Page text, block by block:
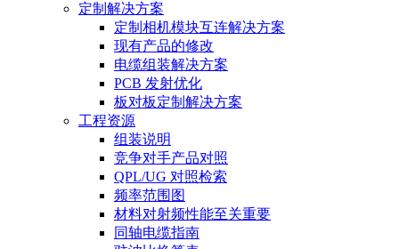
定制解决方案
定制相机模块互连解决方案
现有产品的修改
电缆组装解决方案
PCB 发射优化
板对板定制解决方案
工程资源
组装说明
竞争对手产品对照
QPL/UG 对照检索
频率范围图
材料对射频性能至关重要
同轴电缆指南